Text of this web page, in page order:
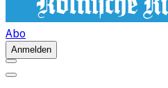
Abo
Anmelden